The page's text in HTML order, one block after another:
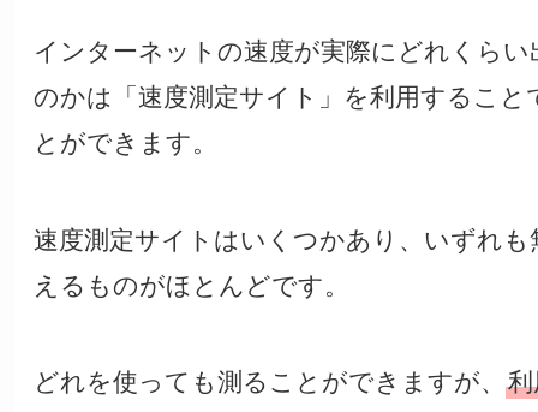
インターネットの速度が実際にどれくらい
のかは「速度測定サイト」を利用すること
とができます。
速度測定サイトはいくつかあり、いずれも
えるものがほとんどです。
どれを使っても測ることができますが、